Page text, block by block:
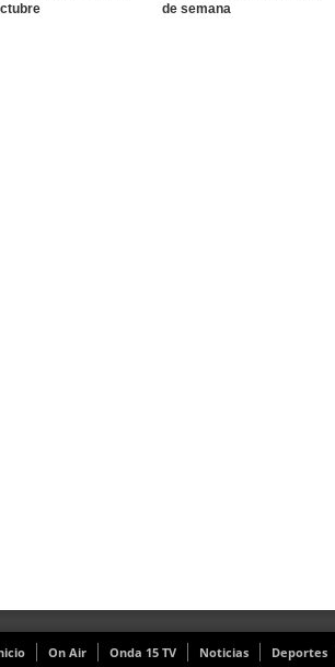
de semana
On Air Onda 15 TV Noticias Deportes